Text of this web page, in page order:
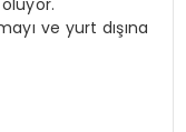
ve yurt dışına